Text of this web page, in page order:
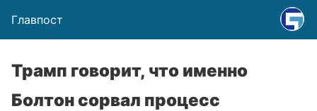
Главпост
Трамп говорит, что именно
Болтон сорвал процесс